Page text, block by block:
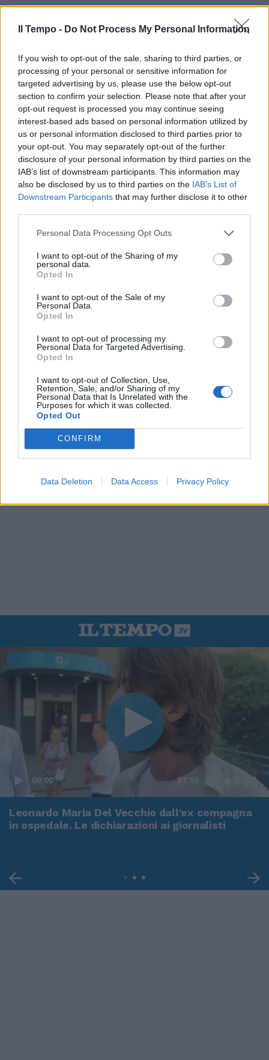
Il Tempo - Do Not Process My Personal Information
If you wish to opt-out of the sale, sharing to third parties, or
processing of your personal or sensitive information for
targeted advertising by us, please use the below opt-out
section to confirm your selection. Please note that after your
opt-out request is processed you may continue seeing
interest-based ads based on personal information utilized by
us or personal information disclosed to third parties prior to
your opt-out. You may separately opt-out of the further
disclosure of your personal information by third parties on the
IAB’s list of downstream participants. This information may
also be disclosed by us to third parties on the IAB’s List of
Downstream Participants that may further disclose it to other
Personal Data Processing Opt Outs
I want to opt-out of the Sharing of my
personal data.
Opted In
I want to opt-out of the Sale of my
Personal Data.
Opted In
I want to opt-out of processing my
Personal Data for Targeted Advertising.
Opted In
I want to opt-out of Collection, Use,
Retention, Sale, and/or Sharing of my
Personal Data that Is Unrelated with the
Purposes for which it was collected.
Opted Out
CONFIRM
Data Deletion Data Access Privacy Policy
In evidenza
00:00 01:16
Leonardo Maria Del Vecchio dall'ex compagna
in ospedale. Le dichiarazioni ai giornalisti